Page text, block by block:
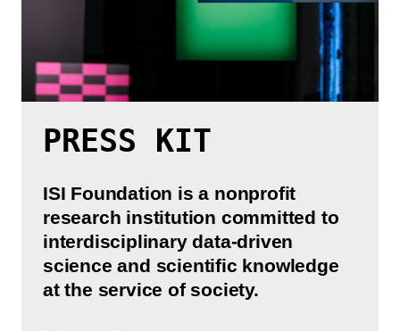
PRESS KIT
ISI Foundation is a nonprofit
research institution committed to
interdisciplinary data-driven
science and scientific knowledge
at the service of society.